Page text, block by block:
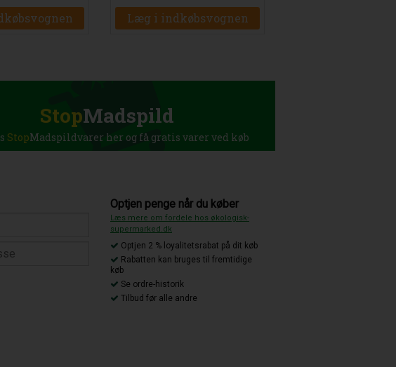
Læg i indkøbsvognen
StopMadspild
StopMadspildvarer her og få gratis varer ved køb
Optjen penge når du køber
Læs mere om fordele hos økologisk-
supermarked.dk
Optjen 2 % loyalitetsrabat på dit køb
Rabatten kan bruges til fremtidige
køb
Se ordre-historik
Tilbud før alle andre